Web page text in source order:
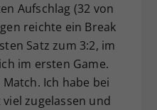
Aufschlag (32 von
reichte ein Break
Satz zum 3:2, im
im ersten Game.
Ich habe bei
zugelassen und